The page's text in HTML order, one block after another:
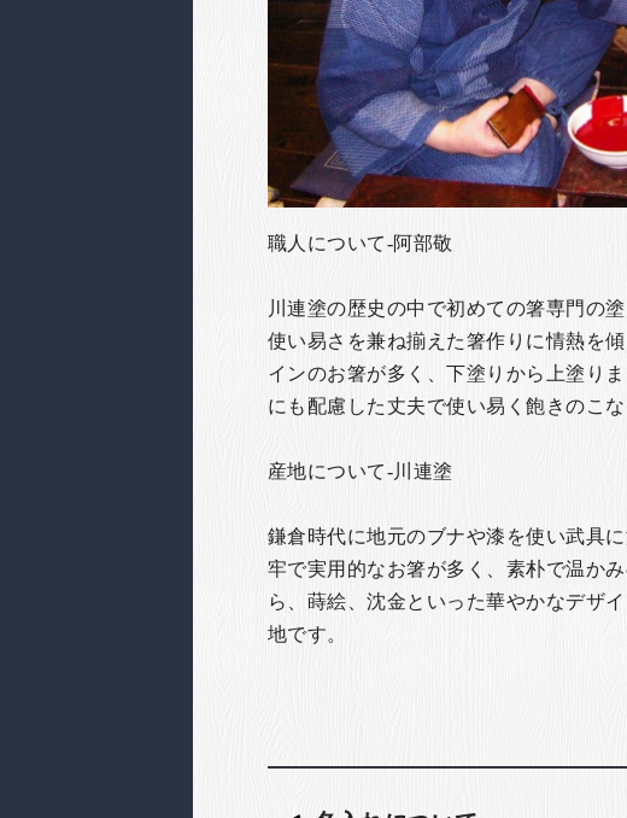
職人について-阿部敬
川連塗の歴史の中で初めての箸専門の
使い易さを兼ね揃えた箸作りに情熱を
インのお箸が多く、下塗りから上塗り
にも配慮した丈夫で使い易く飽きのこ
産地について-川連塗
鎌倉時代に地元のブナや漆を使い武具
牢で実用的なお箸が多く、素朴で温か
ら、蒔絵、沈金といった華やかなデザ
地です。